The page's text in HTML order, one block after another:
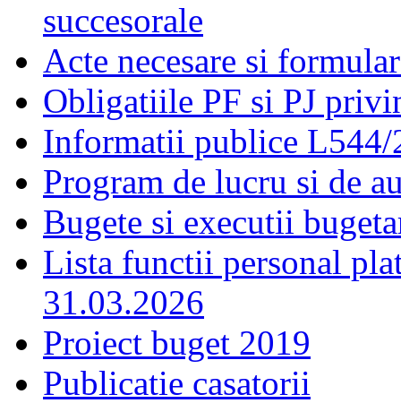
succesorale
Acte necesare si
Obligatiile PF si PJ
Informatii publice L544/
Program de lucru si de
Bugete si executii
Lista functii personal
31.03.2026
Proiect buget 2019
Publicatie casatorii